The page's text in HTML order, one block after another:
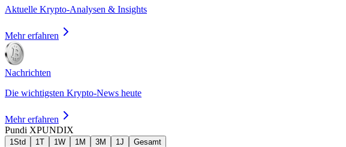
Aktuelle Krypto-Analysen & Insights
Mehr erfahren
Nachrichten
Die wichtigsten Krypto-News heute
Mehr erfahren
Pundi XPUNDIX
1Std 1T 1W 1M 3M 1J Gesamt